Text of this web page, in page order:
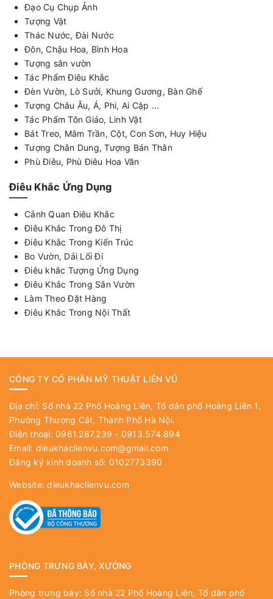
Đạo Cụ Chụp Ảnh
Tượng Vật
Thác Nước, Đài Nước
Đôn, Chậu Hoa, Bình Hoa
Tượng sân vườn
Tác Phẩm Điêu Khắc
Đèn Vườn, Lò Sưởi, Khung Gương, Bàn Ghế
Tượng Châu Âu, Á, Phi, Ai Cập ...
Tác Phẩm Tôn Giáo, Linh Vật
Bát Treo, Mâm Trần, Cột, Con Sơn, Huy Hiệu
Tượng Chân Dung, Tượng Bán Thân
Phù Điêu, Phù Điêu Hoa Văn
Điêu Khắc Ứng Dụng
Cảnh Quan Điêu Khắc
Điêu Khắc Trong Đô Thị
Điêu Khắc Trong Kiến Trúc
Bo Vườn, Dải Lối Đi
Điêu khắc Tượng Ứng Dụng
Điêu Khắc Trong Sân Vườn
Làm Theo Đặt Hàng
Điêu Khắc Trong Nội Thất
CÔNG TY CỔ PHẦN MỸ THUẬT LIÊN VŨ
Địa chỉ: Số nhà 22 Phố Hoàng Liên, Tổ dân phố Hoàng Liên 1,
Phường Thượng Cát, Thành Phố Hà Nội.
Điện thoại: 0961.287.239 - 0913.574.894
Email: dieukhaclienvu.com@gmail.com
Đăng ký kinh doanh số: 0102773390
Website:dieukhaclienvu.com
PHÒNG TRƯNG BÀY, XƯỞNG
Phòng trưng bày: Số nhà 22 Phố Hoàng Liên, Tổ dân phố